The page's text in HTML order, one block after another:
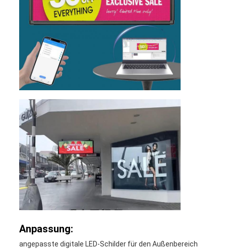
Anpassung:
angepasste digitale LED-Schilder für den Außenbereich